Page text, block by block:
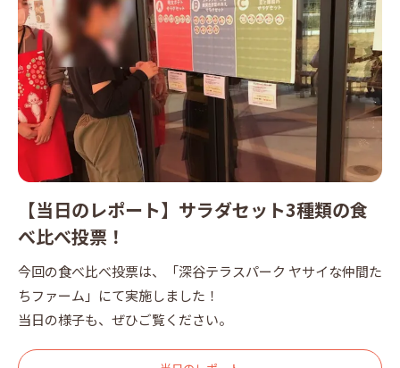
【当日のレポート】サラダセット3種類の食
べ比べ投票！
今回の食べ比べ投票は、「深谷テラスパーク ヤサイな仲間た
ちファーム」にて実施しました！
当日の様子も、ぜひご覧ください。